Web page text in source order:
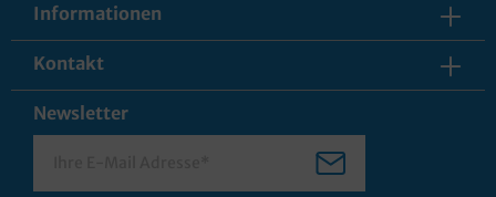
Informationen
Kontakt
Newsletter